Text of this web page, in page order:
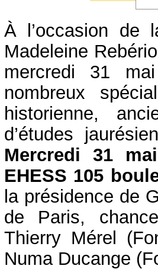
À l’occasion de
Madeleine
mercredi 31
nombreux
historienne,
d’études
Mercredi 31
EHESS 105
la présidence de
de Paris,
Thierry Mérel
Numa Ducange